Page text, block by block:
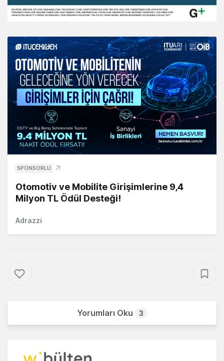
SPONSORLU
Otomotiv ve Mobilite Girişimlerine 9,4
Milyon TL Ödül Desteği!
Adrazzi
Yorumları Oku 3